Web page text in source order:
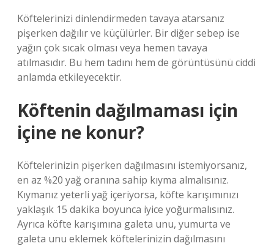
Köftelerinizi dinlendirmeden tavaya atarsanız
pişerken dağılır ve küçülürler. Bir diğer sebep ise
yağın çok sıcak olması veya hemen tavaya
atılmasıdır. Bu hem tadını hem de görüntüsünü ciddi
anlamda etkileyecektir.
Köftenin dağılmaması için
içine ne konur?
Köftelerinizin pişerken dağılmasını istemiyorsanız,
en az %20 yağ oranına sahip kıyma almalısınız.
Kıymanız yeterli yağ içeriyorsa, köfte karışımınızı
yaklaşık 15 dakika boyunca iyice yoğurmalısınız.
Ayrıca köfte karışımına galeta unu, yumurta ve
galeta unu eklemek köftelerinizin dağılmasını